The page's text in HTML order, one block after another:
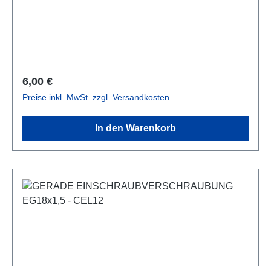
Regulärer Preis:
6,00 €
Preise inkl. MwSt. zzgl. Versandkosten
In den Warenkorb